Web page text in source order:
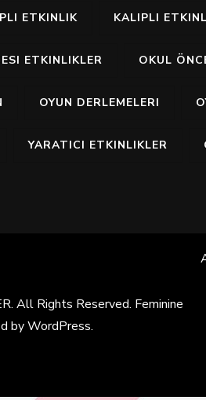
ETKINLIK KALIPLI
ETKINLIKLER OKUL
OYUN DERLEMELERI
YARATICI ETKINLIKLER
. All Rights Reserved. Feminine
byWordPress.